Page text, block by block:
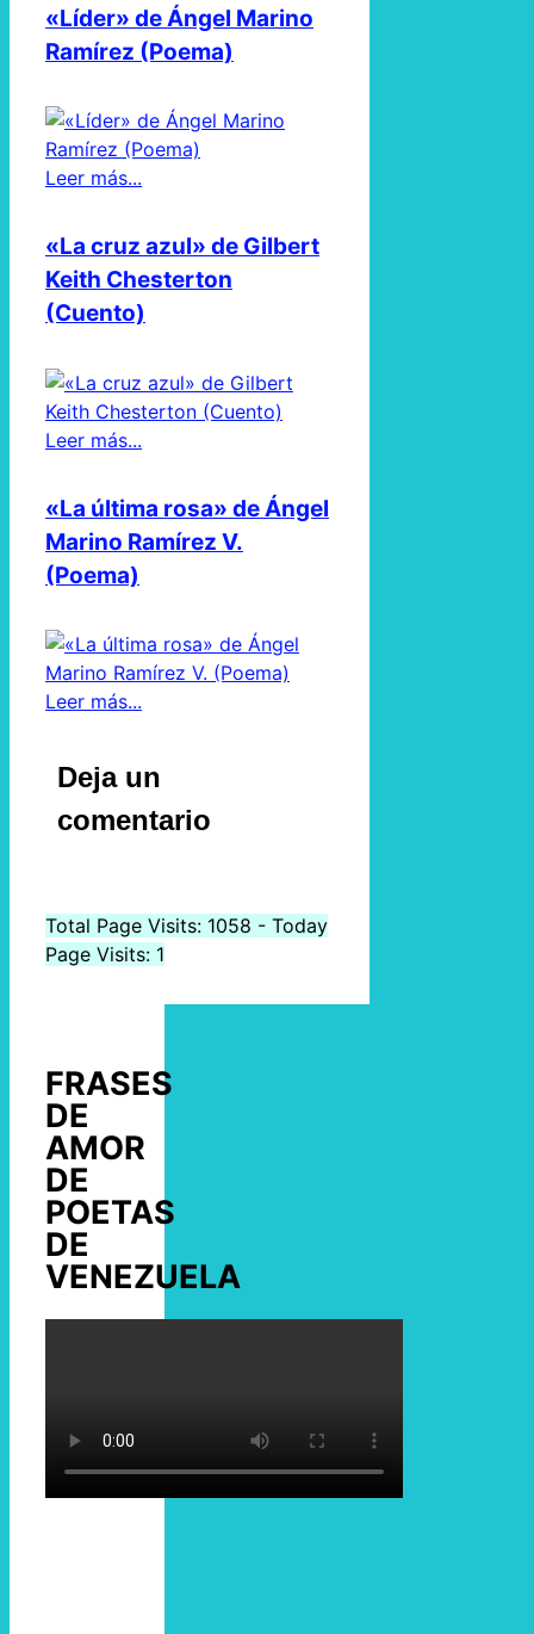
«Líder» de Ángel Marino
Ramírez (Poema)
Leer más...
«La cruz azul» de Gilbert
Keith Chesterton
(Cuento)
Leer más...
«La última rosa» de Ángel
Marino Ramírez V.
(Poema)
Leer más...
Deja un
comentario
Total Page Visits: 1058 - Today
Page Visits: 1
FRASES
DE
AMOR
DE
POETAS
DE
VENEZUELA